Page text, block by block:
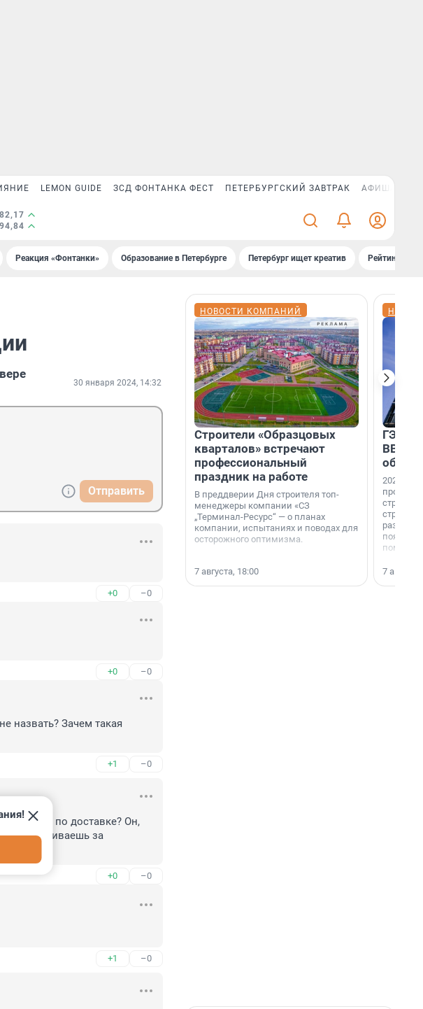
LEMON GUIDE ЗСД ФОНТАНКА ФЕСТ ПЕТЕРБУРГСКИЙ ЗАВТРАК АФИША PLUS
Реакция «Фонтанки» Образование в Петербурге Петербург ищет креатив Рейтинги
30 января 2024, 14:32
Отправить
+0 –0
+0 –0
назвать? Зачем такая
+1 –0
сервиса по доставке? Он,
не переживаешь за
+0 –0
+1 –0
НОВОСТИ КОМПАНИЙ
Строители «Образцовых
кварталов» встречают
профессиональный
праздник на работе
В преддверии Дня строителя топ-
менеджеры компании «СЗ
„Терминал-Ресурс“ — о планах
компании, испытаниях и поводах для
осторожного оптимизма.
7 августа, 18:00
ГЭС,
ВВП: в
об
2026-й —
раз. В
7